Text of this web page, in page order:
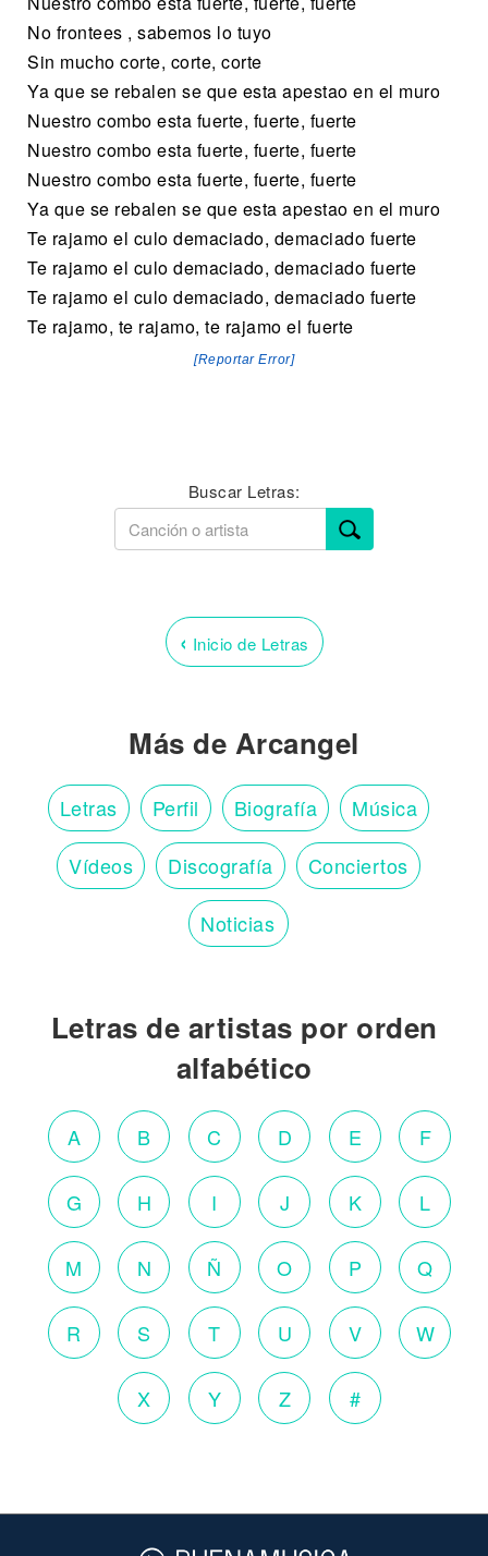
No frontees , sabemos lo tuyo
Sin mucho corte, corte, corte
Ya que se rebalen se que esta apestao en el muro
Nuestro combo esta fuerte, fuerte, fuerte
Nuestro combo esta fuerte, fuerte, fuerte
Nuestro combo esta fuerte, fuerte, fuerte
Ya que se rebalen se que esta apestao en el muro
Te rajamo el culo demaciado, demaciado fuerte
Te rajamo el culo demaciado, demaciado fuerte
Te rajamo el culo demaciado, demaciado fuerte
Te rajamo, te rajamo, te rajamo el fuerte
[Reportar Error]
Buscar Letras:
‹ Inicio de Letras
Más de Arcangel
Letras Perfil Biografía Música
Vídeos Discografía Conciertos
Noticias
Letras de artistas por orden
alfabético
A B C D E F
G H I J K L
M N Ñ O P Q
R S T U V W
X Y Z #